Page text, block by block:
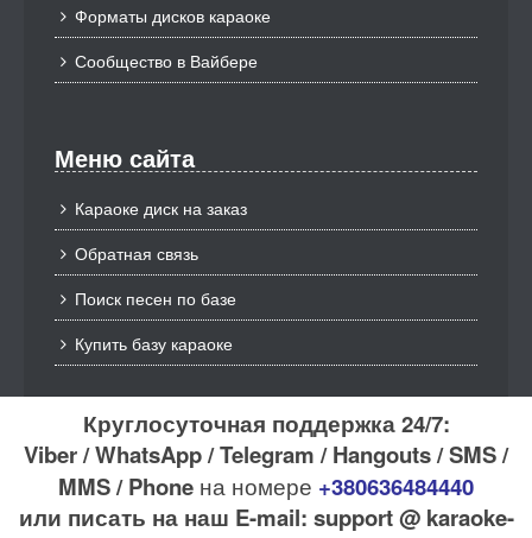
Форматы дисков караоке
Сообщество в Вайбере
Меню сайта
Караоке диск на заказ
Обратная связь
Поиск песен по базе
Купить базу караоке
Круглосуточная поддержка 24/7:
Viber / WhatsApp / Telegram / Hangouts / SMS /
MMS / Phone на номере +380636484440
или писать на наш E-mail: support @ karaoke-